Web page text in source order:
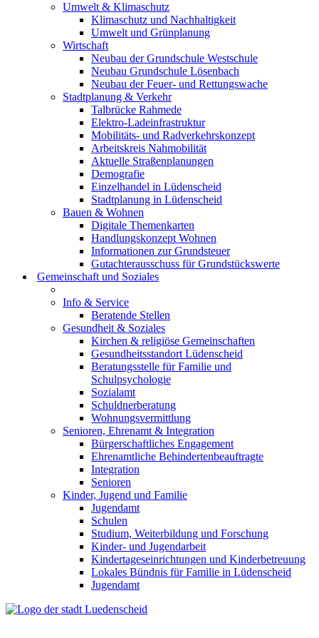
Umwelt & Klimaschutz
Klimaschutz und Nachhaltigkeit
Umwelt und Grünplanung
Wirtschaft
Neubau der Grundschule Westschule
Neubau Grundschule Lösenbach
Neubau der Feuer- und Rettungswache
Stadtplanung & Verkehr
Talbrücke Rahmede
Elektro-Ladeinfrastruktur
Mobilitäts- und Radverkehrskonzept
Arbeitskreis Nahmobilität
Aktuelle Straßenplanungen
Demografie
Einzelhandel in Lüdenscheid
Stadtplanung in Lüdenscheid
Bauen & Wohnen
Digitale Themenkarten
Handlungskonzept Wohnen
Informationen zur Grundsteuer
Gutachterausschuss für Grundstückswerte
Gemeinschaft und Soziales
Info & Service
Beratende Stellen
Gesundheit & Soziales
Kirchen & religiöse Gemeinschaften
Gesundheitsstandort Lüdenscheid
Beratungsstelle für Familie und
Schulpsychologie
Sozialamt
Schuldnerberatung
Wohnungsvermittlung
Senioren, Ehrenamt & Integration
Bürgerschaftliches Engagement
Ehrenamtliche Behindertenbeauftragte
Integration
Senioren
Kinder, Jugend und Familie
Jugendamt
Schulen
Studium, Weiterbildung und Forschung
Kinder- und Jugendarbeit
Kindertageseinrichtungen und Kinderbetreuung
Lokales Bündnis für Familie in Lüdenscheid
Jugendamt